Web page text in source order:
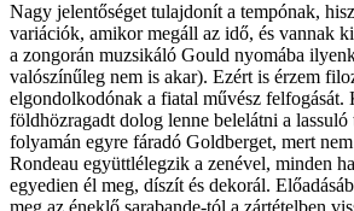
Nagy jelentőséget tulajdonít a tempónak,
variációk, amikor megáll az idő, és vannak
a zongorán muzsikáló Gould nyomába
valószínűleg nem is akar). Ezért is érzem
elgondolkodónak a fiatal művész felfogását.
földhözragadt dolog lenne belelátni a lassuló
folyamán egyre fáradó Goldberget, mert
Rondeau együttlélegzik a zenével, minden
egyedien él meg, díszít és dekorál.